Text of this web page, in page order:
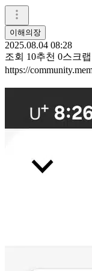
이해의장
2025.08.04 08:28
조회 10추천 0스크랩
https://